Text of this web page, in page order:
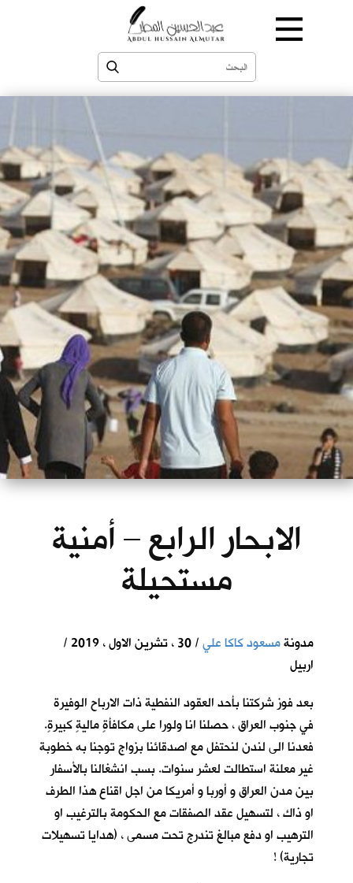
الابحار الرابع – أمنية
مستحيلة
مدونةمسعود كاكا علي
/ 30 ، تشرين الاول ، 2019 /
اربيل
بعد فوز شركتنا بأحد العقود النفطية ذات الارباح الوفيرة
في جنوب العراق ، حصلنا انا ولورا على مكافأةٍ ماليةٍ كبيرةٍ.
فعدنا الى لندن لنحتفل مع اصدقائنا بزواج توجنا به خطوبة
غير معلنة استطالت لعشر سنوات. بسب انشغالنا بالأسفار
بين مدن العراق و أوربا و أمريكا من اجل اقناع هذا الطرف
او ذاك ، لتسهيل عقد الصفقات مع الحكومة بالترغيب او
الترهيب او دفع مبالغ تندرج تحت مسمى ، (هدايا تسهيلات
تجارية) !